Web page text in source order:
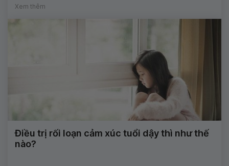
Xem thêm
Điều trị rối loạn cảm xúc tuổi dậy thì như thế
nào?